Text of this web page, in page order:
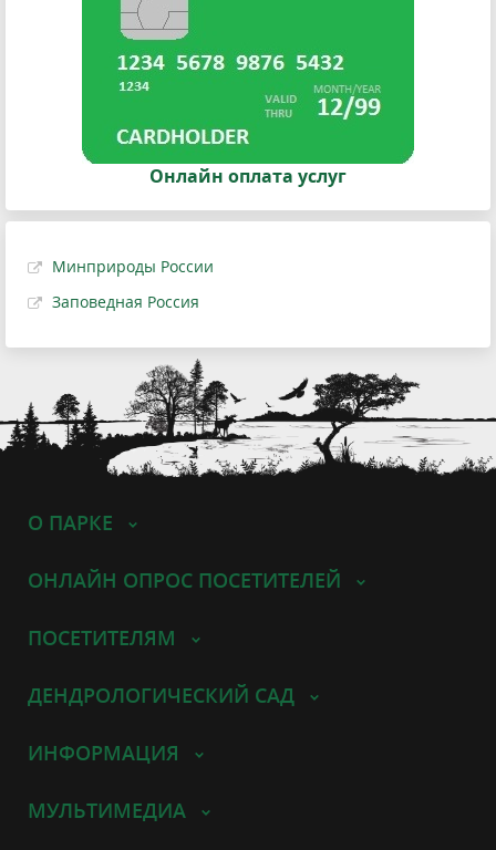
Онлайн оплата услуг
Минприроды России
Заповедная Россия
О ПАРКЕ
ОНЛАЙН ОПРОС ПОСЕТИТЕЛЕЙ
ПОСЕТИТЕЛЯМ
ДЕНДРОЛОГИЧЕСКИЙ САД
ИНФОРМАЦИЯ
МУЛЬТИМЕДИА